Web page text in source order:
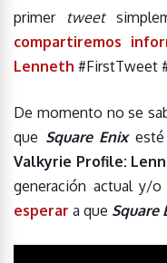
primer tweet
compartiremos
Lenneth #FirstTweet
De momento no se
que Square Enixesté
Valkyrie Profile:
generación actual y/
esperar a que Square